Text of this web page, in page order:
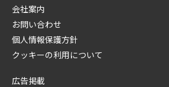
会社案内
お問い合わせ
個人情報保護方針
クッキーの利用について
広告掲載